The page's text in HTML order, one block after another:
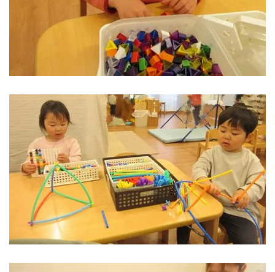
千葉県 千葉県 全域
埼玉県 埼玉県 全域
兵庫県 兵庫県 全域